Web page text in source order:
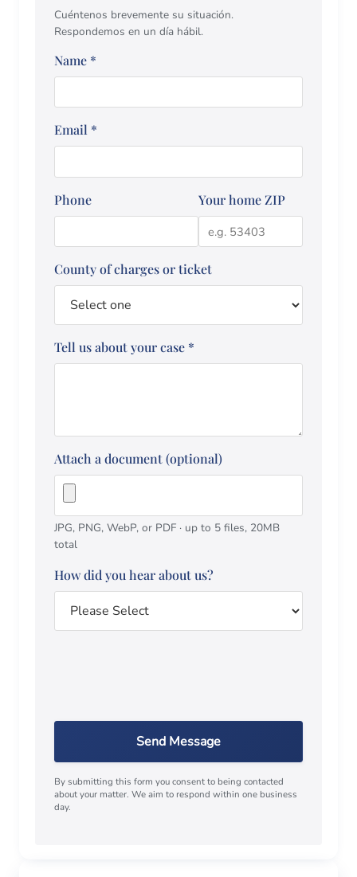
Cuéntenos brevemente su situación.
Respondemos en un día hábil.
Name *
Email *
Phone Your home ZIP
County of charges or ticket
Tell us about your case *
Attach a document (optional)
JPG, PNG, WebP, or PDF · up to 5 files, 20MB
total
How did you hear about us?
Send Message
By submitting this form you consent to being contacted
about your matter. We aim to respond within one business
day.